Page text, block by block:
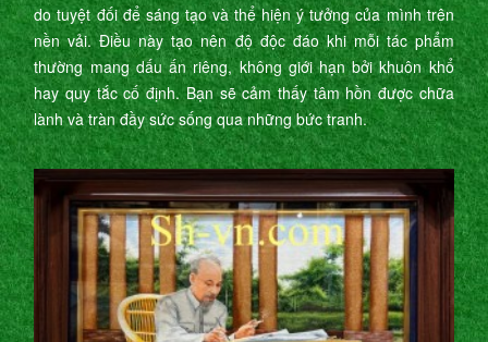
do tuyệt đối để sáng tạo và thể hiện ý tưởng của mình trên
nền vải. Điều này tạo nên độ độc đáo khi mỗi tác phẩm
thường mang dấu ấn riêng, không giới hạn bởi khuôn khổ
hay quy tắc cố định. Bạn sẽ cảm thấy tâm hồn được chữa
lành và tràn đầy sức sống qua những bức tranh.